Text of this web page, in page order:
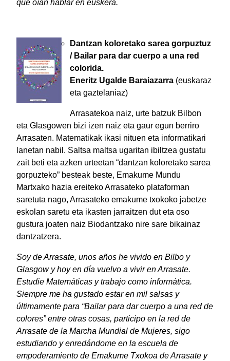
que oían hablar en euskera.
Dantzan koloretako sarea gorpuztuz
/ Bailar para dar cuerpo a una red
colorida.
Eneritz Ugalde Baraiazarra (euskaraz
eta gaztelaniaz)
Arrasatekoa naiz, urte batzuk Bilbon
eta Glasgowen bizi izen naiz eta gaur egun berriro
Arrasaten. Matematikak ikasi nituen eta informatikari
lanetan nabil. Saltsa maltsa ugaritan ibiltzea gustatu
zait beti eta azken urteetan “dantzan koloretako sarea
gorpuzteko” besteak beste, Emakume Mundu
Martxako hazia ereiteko Arrasateko plataforman
saretuta nago, Arrasateko emakume txokoko jabetze
eskolan saretu eta ikasten jarraitzen dut eta oso
gustura joaten naiz Biodantzako nire sare bikainaz
dantzatzera.
Soy de Arrasate, unos años he vivido en Bilbo y
Glasgow y hoy en día vuelvo a vivir en Arrasate.
Estudie Matemáticas y trabajo como informática.
Siempre me ha gustado estar en mil salsas y
últimamente para “Bailar para dar cuerpo a una red de
colores” entre otras cosas, participo en la red de
Arrasate de la Marcha Mundial de Mujeres, sigo
estudiando y enredándome en la escuela de
empoderamiento de Emakume Txokoa de Arrasate y